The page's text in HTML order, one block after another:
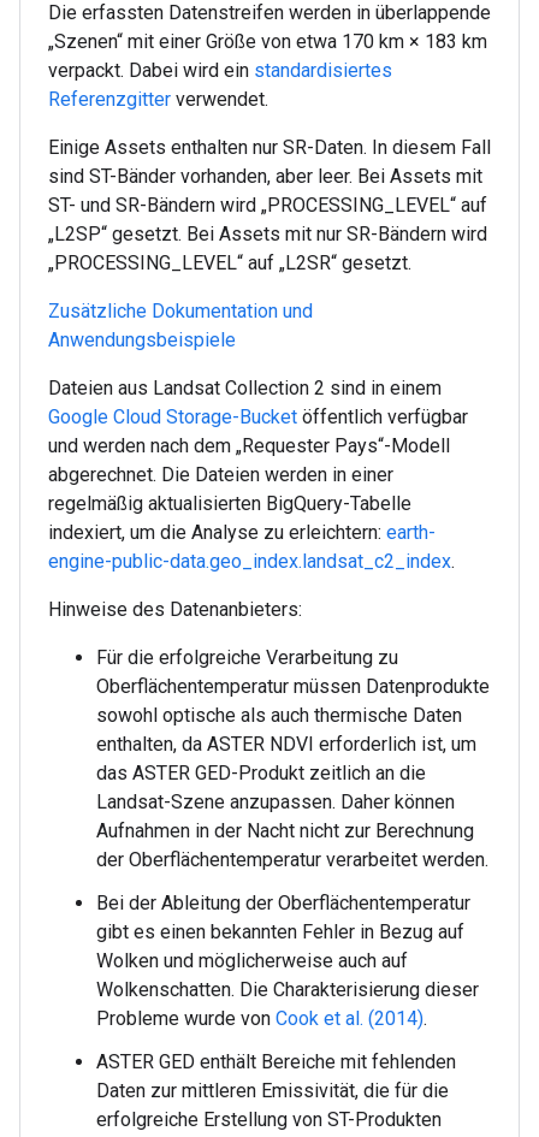
Die erfassten Datenstreifen werden in überlappende
„Szenen“ mit einer Größe von etwa 170 km × 183 km
verpackt. Dabei wird ein standardisiertes
Referenzgitter verwendet.
Einige Assets enthalten nur SR-Daten. In diesem Fall
sind ST-Bänder vorhanden, aber leer. Bei Assets mit
ST- und SR-Bändern wird „PROCESSING_LEVEL“ auf
„L2SP“ gesetzt. Bei Assets mit nur SR-Bändern wird
„PROCESSING_LEVEL“ auf „L2SR“ gesetzt.
Zusätzliche Dokumentation und
Anwendungsbeispiele
Dateien aus Landsat Collection 2 sind in einem
Google Cloud Storage-Bucket öffentlich verfügbar
und werden nach dem „Requester Pays“-Modell
abgerechnet. Die Dateien werden in einer
regelmäßig aktualisierten BigQuery-Tabelle
indexiert, um die Analyse zu erleichtern: earth-
engine-public-data.geo_index.landsat_c2_index.
Hinweise des Datenanbieters:
Für die erfolgreiche Verarbeitung zu
Oberflächentemperatur müssen Datenprodukte
sowohl optische als auch thermische Daten
enthalten, da ASTER NDVI erforderlich ist, um
das ASTER GED-Produkt zeitlich an die
Landsat-Szene anzupassen. Daher können
Aufnahmen in der Nacht nicht zur Berechnung
der Oberflächentemperatur verarbeitet werden.
Bei der Ableitung der Oberflächentemperatur
gibt es einen bekannten Fehler in Bezug auf
Wolken und möglicherweise auch auf
Wolkenschatten. Die Charakterisierung dieser
Probleme wurde von Cook et al. (2014).
ASTER GED enthält Bereiche mit fehlenden
Daten zur mittleren Emissivität, die für die
erfolgreiche Erstellung von ST-Produkten